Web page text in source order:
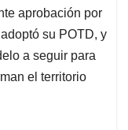
aprobación por
su POTD, y
a seguir para
el territorio